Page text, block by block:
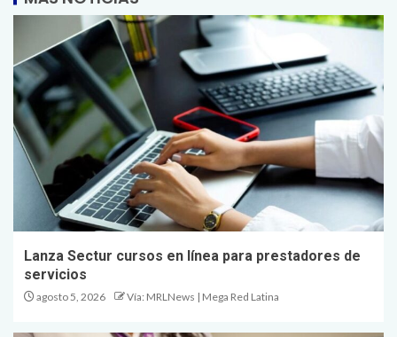
Lanza Sectur cursos en línea para prestadores de
servicios
agosto 5, 2026 Vía: MRLNews | Mega Red Latina